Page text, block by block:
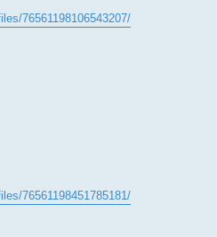
76561198106543207/
76561198451785181/